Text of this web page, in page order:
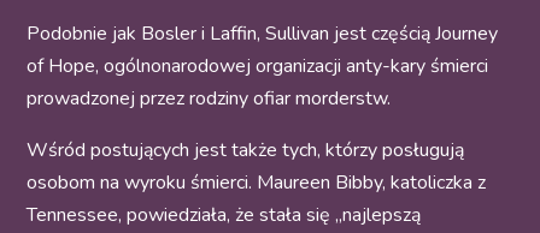
Podobnie jak Bosler i Laffin, Sullivan jest częścią Journey
of Hope, ogólnonarodowej organizacji anty-kary śmierci
prowadzonej przez rodziny ofiar morderstw.
Wśród postujących jest także tych, którzy posługują
osobom na wyroku śmierci. Maureen Bibby, katoliczka z
Tennessee, powiedziała, że stała się „najlepszą